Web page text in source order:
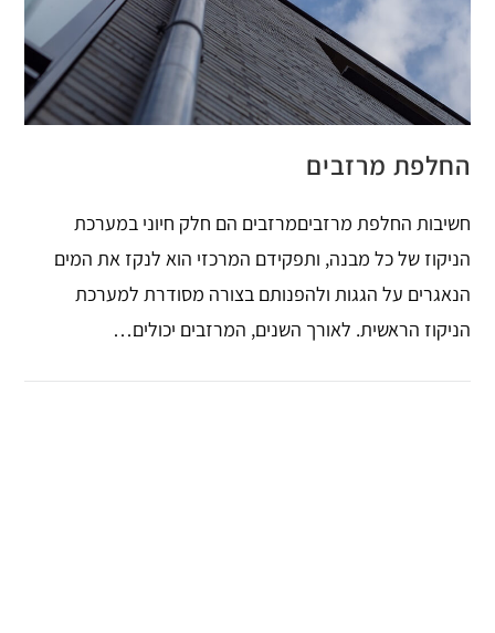
החלפת מרזבים
חשיבות החלפת מרזביםמרזבים הם חלק חיוני במערכת
הניקוז של כל מבנה, ותפקידם המרכזי הוא לנקז את המים
הנאגרים על הגגות ולהפנותם בצורה מסודרת למערכת
הניקוז הראשית. לאורך השנים, המרזבים יכולים…